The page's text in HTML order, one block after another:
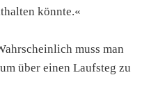
könnte.«
muss man
über einen Laufsteg zu